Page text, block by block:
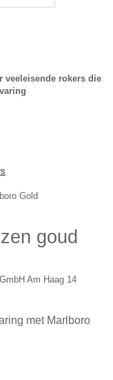
veeleisende rokers die
Gold
goud
Am Haag 14
met Marlboro